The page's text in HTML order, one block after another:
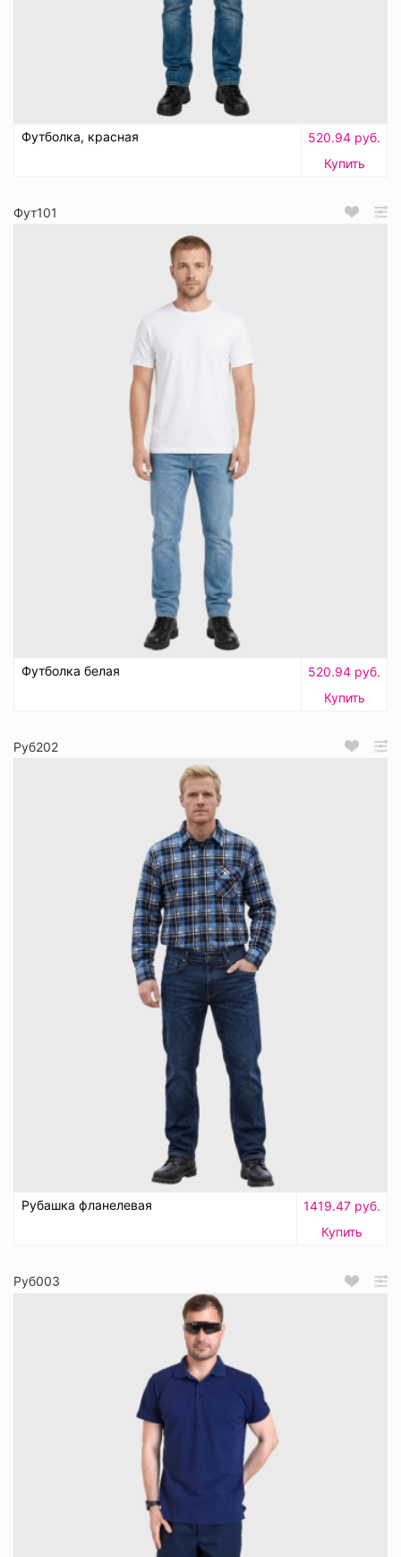
Футболка, красная
520.94 руб.
Купить
Фут101
Футболка белая
520.94 руб.
Купить
Руб202
Рубашка фланелевая
1419.47 руб.
Купить
Руб003